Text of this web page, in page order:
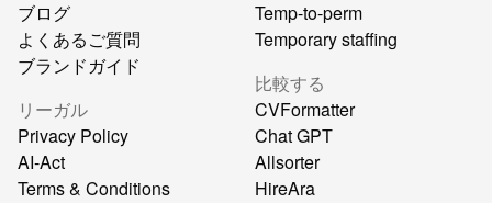
ブログ
よくあるご質問
ブランドガイド
リーガル
Privacy Policy
AI-Act
Terms & Conditions
Temp-to-perm
Temporary staffing
比較する
CVFormatter
Chat GPT
Allsorter
HireAra